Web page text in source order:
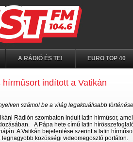
A RÁDIÓ ÉS TE! EURO TOP 40
indított a Vatikán
számol be a világ legaktuálisabb
Rádión szombaton indult latin hírműsor,
A Pápa hete című latin
A Vatikán bejelentése szerint a latin
közösségi videomegosztó portálon.